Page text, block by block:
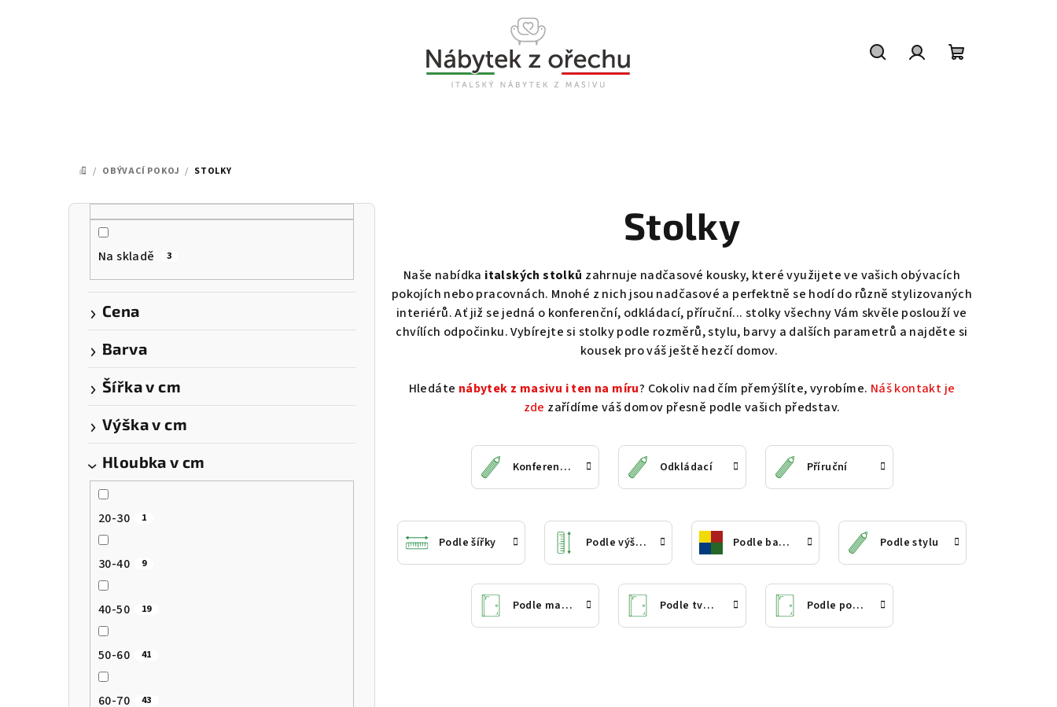
DOMŮ
/ OBÝVACÍ POKOJ / STOLKY
P
Na skladě 3
Cena
Barva
Šířka v cm
Výška v cm
Hloubka v cm
20-30 1
30-40 9
40-50 19
50-60 41
60-70 43
Stolky
Naše nabídka italských stolků zahrnuje nadčasové kousky, které využijete ve vašich obývacích
pokojích nebo pracovnách. Mnohé z nich jsou nadčasové a perfektně se hodí do různě stylizovaných
interiérů. Ať již se jedná o konferenční, odkládací, příruční... stolky všechny Vám skvěle poslouží ve
chvílích odpočinku. Vybírejte si stolky podle rozměrů, stylu, barvy a dalších parametrů a najděte si
kousek pro váš ještě hezčí domov.
Hledáte nábytek z masivu i ten na míru? Cokoliv nad čím přemýšlíte, vyrobíme. Náš kontakt je
zde zařídíme váš domov přesně podle vašich představ.
Konferenční Odkládací Příruční
Podle šířky Podle výšky Podle barvy Podle stylu
Podle materiálu Podle tvaru Podle počtu šuplíků